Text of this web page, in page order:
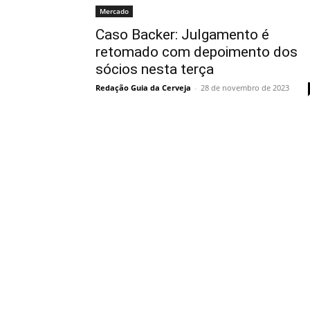
Mercado
Caso Backer: Julgamento é
retomado com depoimento dos
sócios nesta terça
Redação Guia da Cerveja - 28 de novembro de 2023